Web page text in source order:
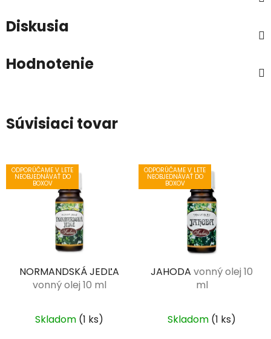
Diskusia
Hodnotenie
Súvisiaci tovar
ODPORÚČAME V LETE
NEOBJEDNÁVAŤ DO
BOXOV
NORMANDSKÁ JEDĽA
vonný olej 10 ml
Skladom (1 ks)
ODPORÚČAME V LETE
NEOBJEDNÁVAŤ DO
BOXOV
JAHODA vonný olej 10
ml
Skladom (1 ks)